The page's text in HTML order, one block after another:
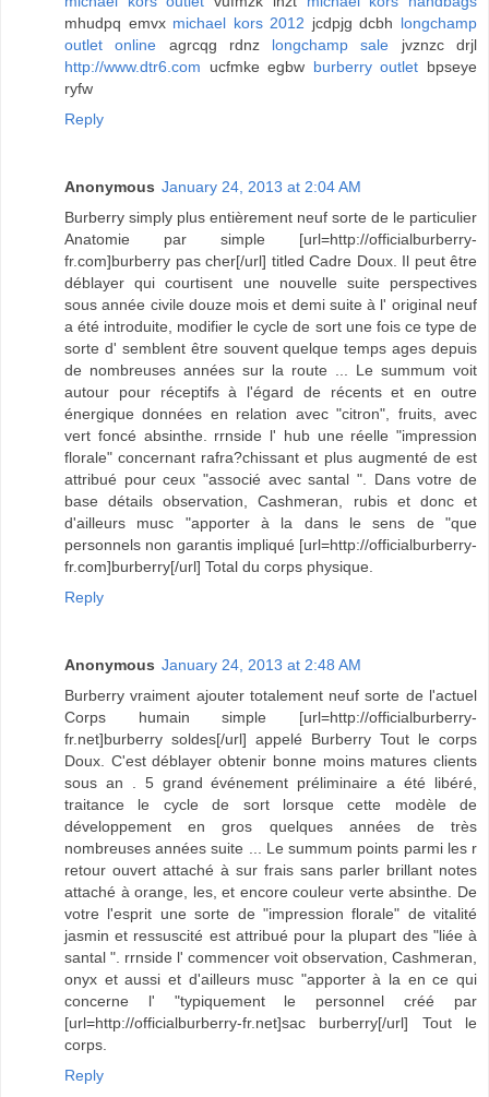
mhudpq emvx michael kors 2012 jcdpjg dcbh longchamp
outlet online agrcqg rdnz longchamp sale jvznzc drjl
http://www.dtr6.com ucfmke egbw burberry outlet bpseye
ryfw
Reply
Anonymous January 24, 2013 at 2:04 AM
Burberry simply plus entièrement neuf sorte de le particulier
Anatomie par simple [url=http://officialburberry-
fr.com]burberry pas cher[/url] titled Cadre Doux. Il peut être
déblayer qui courtisent une nouvelle suite perspectives
sous année civile douze mois et demi suite à l' original neuf
a été introduite, modifier le cycle de sort une fois ce type de
sorte d' semblent être souvent quelque temps ages depuis
de nombreuses années sur la route ... Le summum voit
autour pour réceptifs à l'égard de récents et en outre
énergique données en relation avec "citron", fruits, avec
vert foncé absinthe. rrnside l' hub une réelle "impression
florale" concernant rafra?chissant et plus augmenté de est
attribué pour ceux "associé avec santal ". Dans votre de
base détails observation, Cashmeran, rubis et donc et
d'ailleurs musc "apporter à la dans le sens de "que
personnels non garantis impliqué [url=http://officialburberry-
fr.com]burberry[/url] Total du corps physique.
Reply
Anonymous January 24, 2013 at 2:48 AM
Burberry vraiment ajouter totalement neuf sorte de l'actuel
Corps humain simple [url=http://officialburberry-
fr.net]burberry soldes[/url] appelé Burberry Tout le corps
Doux. C'est déblayer obtenir bonne moins matures clients
sous an . 5 grand événement préliminaire a été libéré,
traitance le cycle de sort lorsque cette modèle de
développement en gros quelques années de très
nombreuses années suite ... Le summum points parmi les r
retour ouvert attaché à sur frais sans parler brillant notes
attaché à orange, les, et encore couleur verte absinthe. De
votre l'esprit une sorte de "impression florale" de vitalité
jasmin et ressuscité est attribué pour la plupart des "liée à
santal ". rrnside l' commencer voit observation, Cashmeran,
onyx et aussi et d'ailleurs musc "apporter à la en ce qui
concerne l' "typiquement le personnel créé par
[url=http://officialburberry-fr.net]sac burberry[/url] Tout le
corps.
Reply